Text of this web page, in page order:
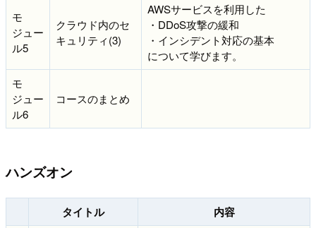
モ
ジュー
ル5
クラウド内のセ
キュリティ(3)
AWSサービスを利用した
・DDoS攻撃の緩和
・インシデント対応の基本
について学びます。
モ
ジュー
ル6
コースのまとめ
ハンズオン
タイトル 内容